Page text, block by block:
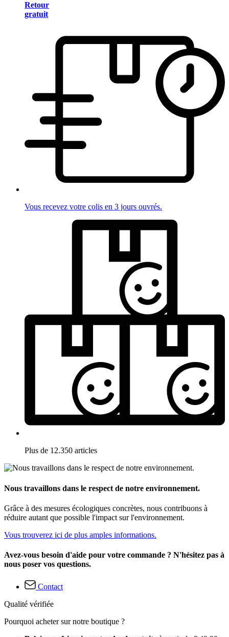
Retour
gratuit
Vous recevez votre colis en 3 jours ouvrés.
Plus de 12.350 articles
Nous travaillons dans le respect de notre environnement.
Grâce à des mesures écologiques concrètes, nous contribuons à
réduire autant que possible l'impact sur l'environnement.
Vous trouverez ici de plus amples informations.
Avez-vous besoin d'aide pour votre commande ? N'hésitez pas à
nous poser vos questions.
Contact
Qualité vérifiée
Pourquoi acheter sur notre boutique ?